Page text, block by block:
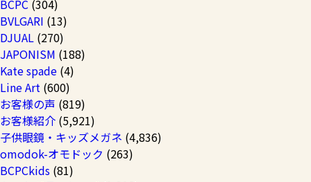
BCPC (304)
BVLGARI (13)
DJUAL (270)
JAPONISM (188)
Kate spade (4)
Line Art (600)
お客様の声 (819)
お客様紹介 (5,921)
子供眼鏡・キッズメガネ (4,836)
omodok-オモドック (263)
BCPCkids (81)